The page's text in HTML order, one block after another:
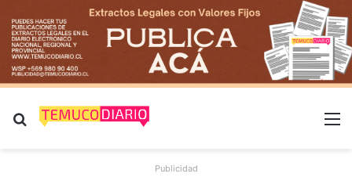
Buscar por
Publicidad